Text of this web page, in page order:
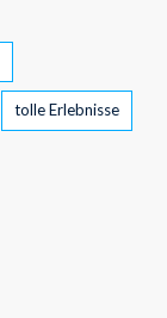
tolle Erlebnisse